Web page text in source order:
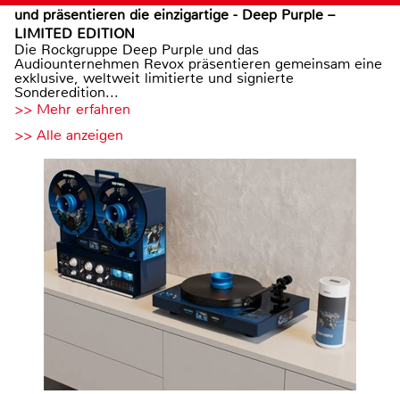
und präsentieren die einzigartige - Deep Purple –
LIMITED EDITION
Die Rockgruppe Deep Purple und das
Audiounternehmen Revox präsentieren gemeinsam eine
exklusive, weltweit limitierte und signierte
Sonderedition...
>> Mehr erfahren
>> Alle anzeigen